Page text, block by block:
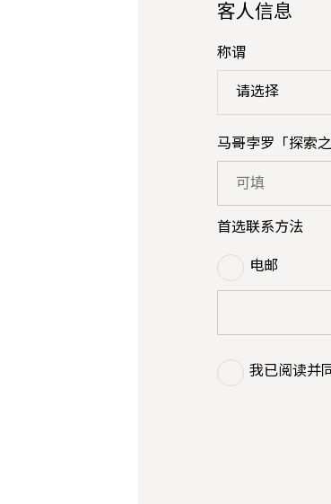
客人信息
称谓
请选择
马哥孛罗「探索
首选联系方法
电邮
我已阅读并